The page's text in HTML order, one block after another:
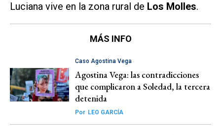
Luciana vive en la zona rural de Los Molles.
MÁS INFO
Caso Agostina Vega
Agostina Vega: las contradicciones
que complicaron a Soledad, la tercera
detenida
Por LEO GARCÍA